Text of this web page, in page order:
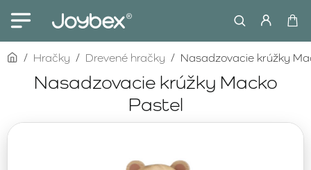
Nasadzovacie krúžky Macko
Pastel
homeHračky Drevené hračky Nasadzovacie krúžky